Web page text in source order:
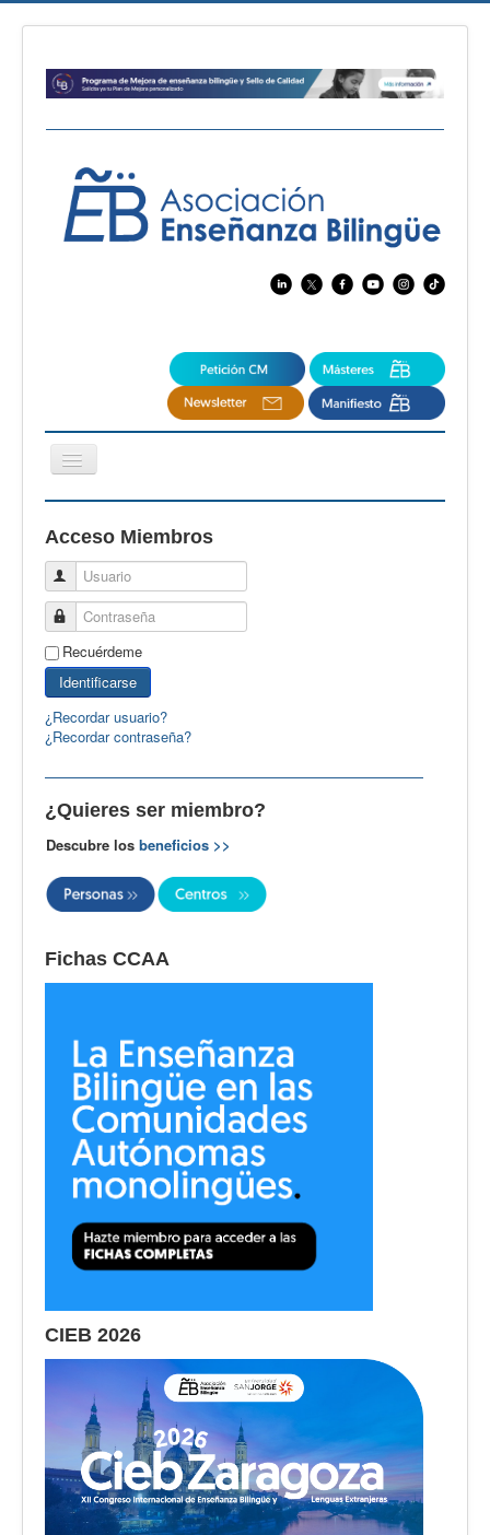
Cambiar
navegación
CertAcleB
Profesores Visitantes
Calidad
Artículos
Recursos
Observatorio EB
CIEB
Contacto
Acceso Miembros
Usuario
Contraseña
Recuérdeme
Identificarse
¿Recordar usuario?
¿Recordar contraseña?
¿Quieres ser miembro?
Descubre los beneficios >>
Fichas CCAA
CIEB 2026